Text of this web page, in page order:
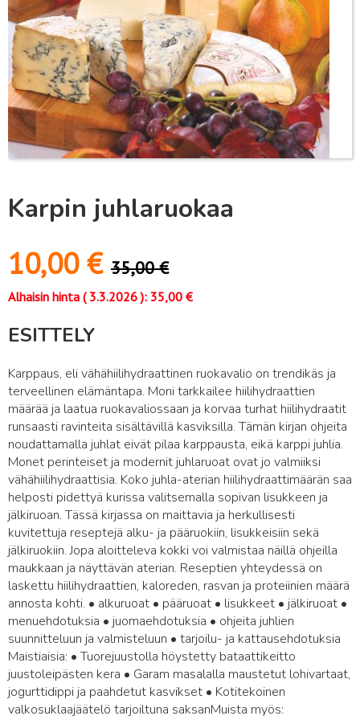
Karpin juhlaruokaa
10,00€ 35,00€
Alhaisin hinta (3.3.2026): 35,00 €
ESITTELY
Karppaus, eli vähähiilihydraattinen ruokavalio on trendikäs ja
terveellinen elämäntapa. Moni tarkkailee hiilihydraattien
määrää ja laatua ruokavaliossaan ja korvaa turhat hiilihydraatit
runsaasti ravinteita sisältävillä kasviksilla. Tämän kirjan ohjeita
noudattamalla juhlat eivät pilaa karppausta, eikä karppi juhlia.
Monet perinteiset ja modernit juhlaruoat ovat jo valmiiksi
vähähiilihydraattisia. Koko juhla-aterian hiilihydraattimäärän saa
helposti pidettyä kurissa valitsemalla sopivan lisukkeen ja
jälkiruoan. Tässä kirjassa on maittavia ja herkullisesti
kuvitettuja reseptejä alku- ja pääruokiin, lisukkeisiin sekä
jälkiruokiin. Jopa aloitteleva kokki voi valmistaa näillä ohjeilla
maukkaan ja näyttävän aterian. Reseptien yhteydessä on
laskettu hiilihydraattien, kaloreden, rasvan ja proteiinien määrä
annosta kohti. • alkuruoat • pääruoat • lisukkeet • jälkiruoat •
menuehdotuksia • juomaehdotuksia • ohjeita juhlien
suunnitteluun ja valmisteluun • tarjoilu- ja kattausehdotuksia
Maistiaisia: • Tuorejuustolla höystetty bataattikeitto
juustoleipästen kera • Garam masalalla maustetut lohivartaat,
jogurttidippi ja paahdetut kasvikset • Kotitekoinen
valkosuklaajäätelö tarjoiltuna saksanMuista myös: